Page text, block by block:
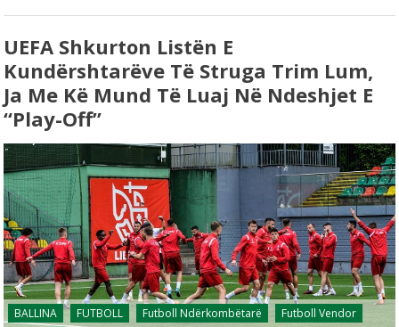
UEFA Shkurton Listën E
Kundërshtarëve Të Struga Trim Lum,
Ja Me Kë Mund Të Luaj Në Ndeshjet E
“play-Off”
BALLINA FUTBOLL Futboll Ndërkombëtarë
Futboll Vendor